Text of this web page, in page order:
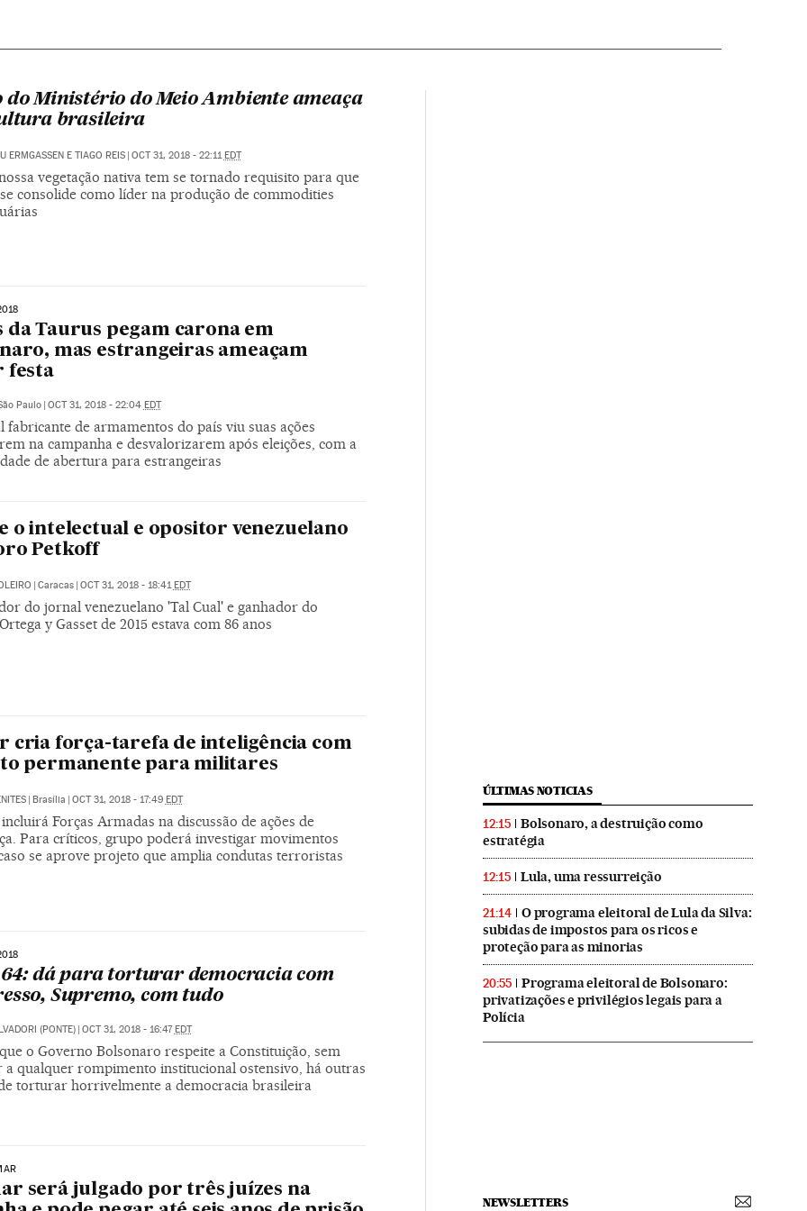
do Ministério do Meio Ambiente ameaça
brasileira
ERMGASSEN E TIAGO REIS | OCT 31, 2018 - 22:11EDT
vegetação nativa tem se tornado requisito para que
consolide como líder na produção de commodities
da Taurus pegam carona em
mas estrangeiras ameaçam
festa
Paulo OCT 31, 2018 - 22:04 EDT
fabricante de armamentos do país viu suas ações
na campanha e desvalorizarem após eleições, com a
de abertura para estrangeiras
o intelectual e opositor venezuelano
Petkoff
Caracas OCT 31, 2018 - 18:41 EDT
do jornal venezuelano 'Tal Cual' e ganhador do
y Gasset de 2015 estava com 86 anos
cria força-tarefa de inteligência com
permanente para militares
| Brasília | OCT 31, 2018 - 17:49 EDT
Forças Armadas na discussão de ações de
Para críticos, grupo poderá investigar movimentos
se aprove projeto que amplia condutas terroristas
64: dá para torturar democracia com
Supremo, com tudo
(PONTE) OCT 31, 2018 - 16:47 EDT
o Governo Bolsonaro respeite a Constituição, sem
qualquer rompimento institucional ostensivo, há outras
torturar horrivelmente a democracia brasileira
será julgado por três juízes na
ÚLTIMAS NOTICIAS
12:15
Bolsonaro, a destruição como
estratégia
12:15 Lula, uma ressurreição
21:14
O programa eleitoral de Lula da Silva:
subidas de impostos para os ricos e
proteção para as minorias
20:55
Programa eleitoral de Bolsonaro:
privatizações e privilégios legais para a
Polícia
NEWSLETTERS